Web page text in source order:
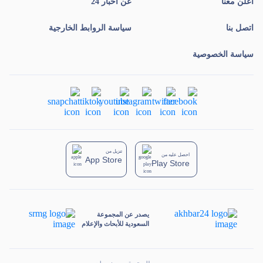
يصدر عن المجموعة
السعودية للأبحاث والإعلام
اتصل بنا سياسة الروابط الخارجية
سياسة الخصوصية
تنزيل من
App Store
احصل عليه من
Play Store